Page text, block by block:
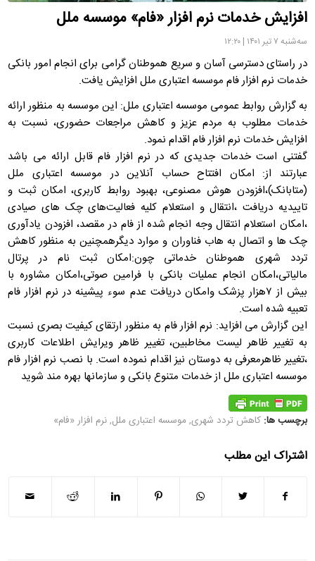
افزایش خدمات نرم افزار «فام» موسسه ملل
سه‌شنبه ۷ تیر ۱۴۰۱ | ۱۲:۲۰
در راستای دسترسی آسان و سریع هموطنان گرامی برای انجام امور بانکی
خدمات نرم افزار فام موسسه اعتباری ملل افزایش یافت.
به گزارش روابط عمومی موسسه اعتباری ملل: این موسسه به منظور ارائه
خدمات مطلوب به مردم عزیز و کاهش مراجعات حضوری، نسبت به
افزایش خدمات نرم افزار فام اقدام نمود.
گفتنی است خدمات جدیدی که در نرم افزار فام قابل ارائه می باشد
عبارتند از: امکان افتتاح حساب آنلاین در موسسه اعتباری ملل
(متابانک)،افزودن هوش مصنوعی، بهبود روابط کاربری، امکان ثبت و
تاییدیه دریافت ،انتقال و استعلام کلیه فعالیت‌های چک های صیادی
،امکان استعلام انتقال وجه انجام شده از فام در مقصد، افزودن یادآوری
چک ها و اتصال به هاب فناوران و موارد دیگرهمچنین به منظور کاهش
تردد شهری هموطنان خدماتی چون:امکان ثبت نام در پرتال
مالیاتی،امکان انجام عملیات بانکی با فرامین صوتی،امکان مشاوره با
بیش از ۷هزار پزشک وامکان دریافت عدم سوء پیشینه در نرم افزار فام
تعبیه شده است.
این گزارش می افزاید: نرم افزار فام به منظور ارتقای کیفیت بصری نسبت
به تغییر ظاهر لیست مخاطبین، تغییر ظاهر ویرایش اطلاعات کاربری
،تغییر ظاهرمعرفی به دوستان نیز اقدام نموده است. با نصب نرم افزار فام
موسسه اعتباری ملل از خدمات متنوع بانکی و سازمانها بهره مند شوید
برچسب ها: کاهش تردد شهری, موسسه اعتباری ملل,نرم افزار «فام»
اشتراک این مطلب